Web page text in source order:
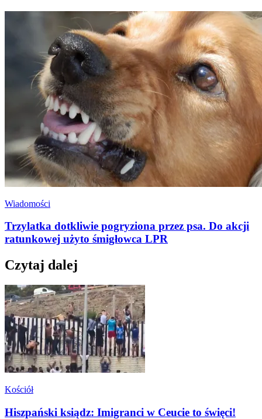
Wiadomości
Trzylatka dotkliwie pogryziona przez psa. Do akcji
ratunkowej użyto śmigłowca LPR
Czytaj dalej
Kościół
Hiszpański ksiądz: Imigranci w Ceucie to święci!